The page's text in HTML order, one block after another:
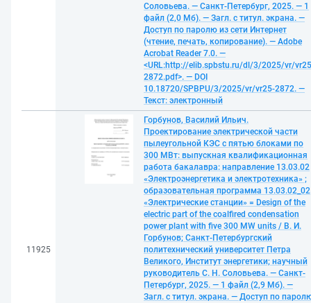
Соловьева. — Санкт-Петербург, 2025. — 1
файл (2,0 Мб). — Загл. с титул. экрана. —
Доступ по паролю из сети Интернет
(чтение, печать, копирование). — Adobe
Acrobat Reader 7.0. —
<URL:http://elib.spbstu.ru/dl/3/2025/vr/
2872.pdf>. — DOI
10.18720/SPBPU/3/2025/vr/vr25-2872. —
Текст: электронный
11925
Горбунов, Василий Ильич.
Проектирование электрической части
пылеугольной КЭС с пятью блоками по
300 МВт: выпускная квалификационная
работа бакалавра: направление 13.03.02
«Электроэнергетика и электротехника» ;
образовательная программа 13.03.02_02
«Электрические станции» = Design of the
electric part of the coalfired condensation
power plant with five 300 MW units / В. И.
Горбунов; Санкт-Петербургский
политехнический университет Петра
Великого, Институт энергетики; научный
руководитель С. Н. Соловьева. — Санкт-
Петербург, 2025. — 1 файл (2,9 Мб). —
Загл. с титул. экрана. — Доступ по